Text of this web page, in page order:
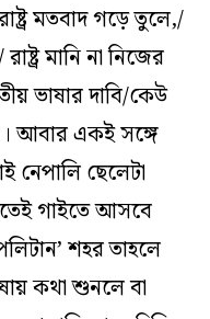
মতবাদ গড়ে তুলে,/
মানি না নিজের
ভাষার দাবি/কেউ
আবার একই সঙ্গে
নেপালি ছেলেটা
গাইতে আসবে
শহর তাহলে
কথা শুনলে বা